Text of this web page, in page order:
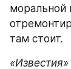
моральной
там стоит.